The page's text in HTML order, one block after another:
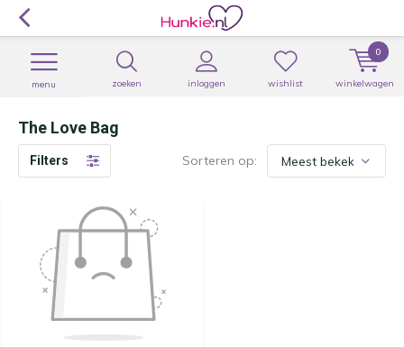
zoeken inloggen
menu wishlist winkelwagen
0
The Love Bag
Filters Sorteren op: